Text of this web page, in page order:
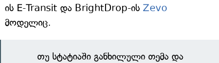
ის E-Transit და BrightDrop-ის Zevo
მოდელიც.
თუ სტატიაში განხილული თემა და